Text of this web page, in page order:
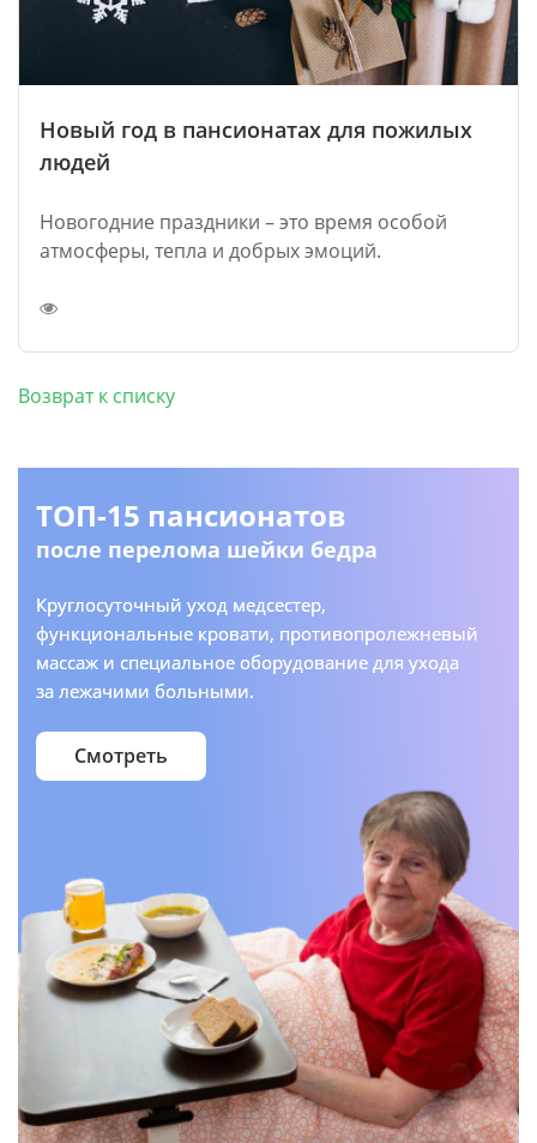
ТОП-15 пансионатов
после перелома шейки бедра
Круглосуточный уход медсестер,
функциональные кровати, противопролежневый
массаж и специальное оборудование для ухода
за лежачими больными.
Смотреть
Новый год в пансионатах для пожилых
людей
Новогодние праздники – это время особой
атмосферы, тепла и добрых эмоций.
Возврат к списку